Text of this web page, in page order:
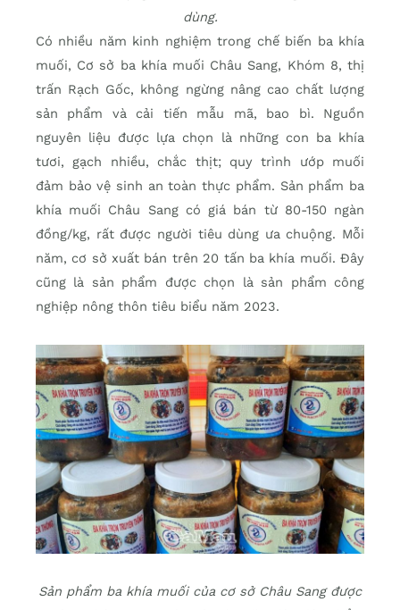
dùng.
Có nhiều năm kinh nghiệm trong chế biến ba khía
muối, Cơ sở ba khía muối Châu Sang, Khóm 8, thị
trấn Rạch Gốc, không ngừng nâng cao chất lượng
sản phẩm và cải tiến mẫu mã, bao bì. Nguồn
nguyên liệu được lựa chọn là những con ba khía
tươi, gạch nhiều, chắc thịt; quy trình ướp muối
đảm bảo vệ sinh an toàn thực phẩm. Sản phẩm ba
khía muối Châu Sang có giá bán từ 80-150 ngàn
đồng/kg, rất được người tiêu dùng ưa chuộng. Mỗi
năm, cơ sở xuất bán trên 20 tấn ba khía muối. Ðây
cũng là sản phẩm được chọn là sản phẩm công
nghiệp nông thôn tiêu biểu năm 2023.
Sản phẩm ba khía muối của cơ sở Châu Sang được